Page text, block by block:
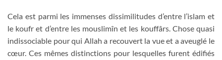
Cela est parmi les immenses dissimilitudes d’entre l’islam et
le koufr et d’entre les mouslimîn et les kouffârs. Chose quasi
indissociable pour qui Allah a recouvert la vue et a aveuglé le
cœur. Ces mêmes distinctions pour lesquelles furent édifiés